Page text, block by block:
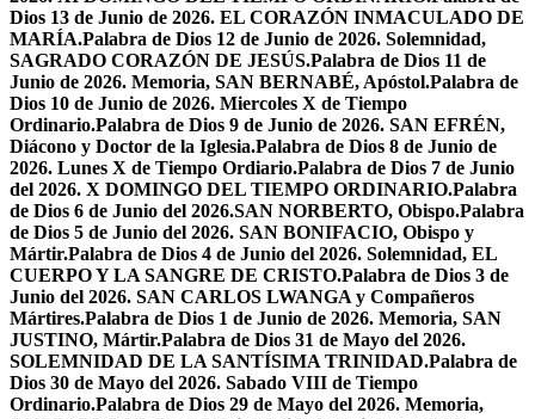
Dios 13 de Junio de 2026. EL CORAZÓN INMACULADO DE
MARÍA.Palabra de Dios 12 de Junio de 2026. Solemnidad,
SAGRADO CORAZÓN DE JESÚS.Palabra de Dios 11 de
Junio de 2026. Memoria, SAN BERNABÉ, Apóstol.Palabra de
Dios 10 de Junio de 2026. Miercoles X de Tiempo
Ordinario.Palabra de Dios 9 de Junio de 2026. SAN EFRÉN,
Diácono y Doctor de la Iglesia.Palabra de Dios 8 de Junio de
2026. Lunes X de Tiempo Ordiario.Palabra de Dios 7 de Junio
del 2026. X DOMINGO DEL TIEMPO ORDINARIO.Palabra
de Dios 6 de Junio del 2026.SAN NORBERTO, Obispo.Palabra
de Dios 5 de Junio del 2026. SAN BONIFACIO, Obispo y
Mártir.Palabra de Dios 4 de Junio del 2026. Solemnidad, EL
CUERPO Y LA SANGRE DE CRISTO.Palabra de Dios 3 de
Junio del 2026. SAN CARLOS LWANGA y Compañeros
Mártires.Palabra de Dios 1 de Junio de 2026. Memoria, SAN
JUSTINO, Mártir.Palabra de Dios 31 de Mayo del 2026.
SOLEMNIDAD DE LA SANTÍSIMA TRINIDAD.Palabra de
Dios 30 de Mayo del 2026. Sabado VIII de Tiempo
Ordinario.Palabra de Dios 29 de Mayo del 2026. Memoria,